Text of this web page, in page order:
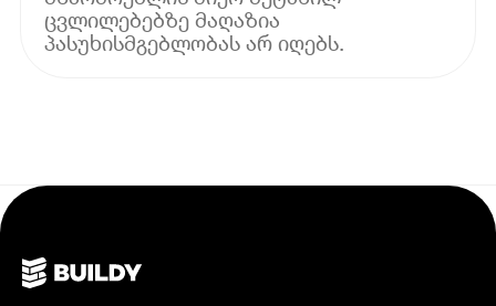
ცვლილებებზე მაღაზია
პასუხისმგებლობას არ იღებს.